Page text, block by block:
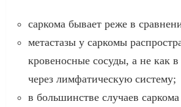
саркома бывает реже в
метастазы у саркомы
кровеносные сосуды, а не как в
через лимфатическую систему;
в большинстве случаев саркома